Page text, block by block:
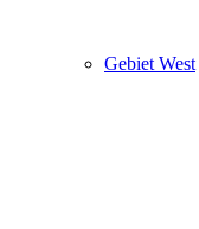
Gebiet West